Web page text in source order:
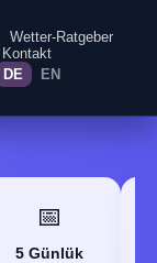
Wetter-Ratgeber
Kontakt
DE EN
📅
5 Günlük